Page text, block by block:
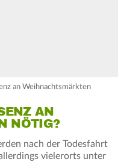
an Weihnachtsmärkten
AN
NÖTIG?
nach der Todesfahrt
vielerorts unter